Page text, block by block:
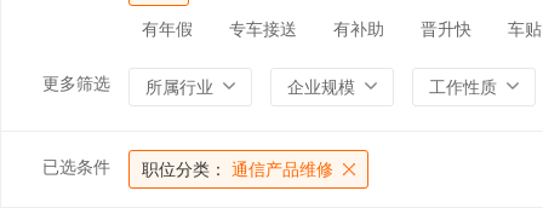
有年假 专车接送 有补助 晋升快 车贴
更多筛选 所属行业 企业规模 工作性质
已选条件 职位分类： 通信产品维修